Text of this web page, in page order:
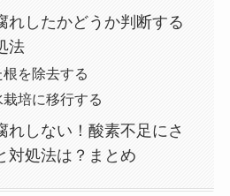
れしたかどうか判断する
法
を除去する
培に移行する
れしない！酸素不足にさ
対処法は？まとめ